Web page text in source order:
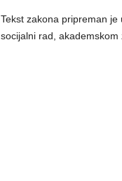
Tekst zakona pripreman
socijalni rad, akademskom